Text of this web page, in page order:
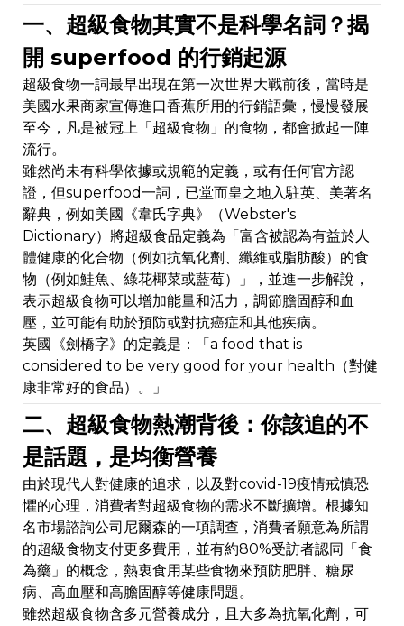
一、超級食物其實不是科學名詞？揭
開 superfood 的行銷起源
超級食物一詞最早出現在第一次世界大戰前後，當時是
美國水果商家宣傳進口香蕉所用的行銷語彙，慢慢發展
至今，凡是被冠上「超級食物」的食物，都會掀起一陣
流行。
雖然尚未有科學依據或規範的定義，或有任何官方認
證，但superfood一詞，已堂而皇之地入駐英、美著名
辭典，例如美國《韋氏字典》（Webster's
Dictionary）將超級食品定義為「富含被認為有益於人
體健康的化合物（例如抗氧化劑、纖維或脂肪酸）的食
物（例如鮭魚、綠花椰菜或藍莓）」，並進一步解說，
表示超級食物可以增加能量和活力，調節膽固醇和血
壓，並可能有助於預防或對抗癌症和其他疾病。
英國《劍橋字》的定義是：「a food that is
considered to be very good for your health（對健
康非常好的食品）。」
二、超級食物熱潮背後：你該追的不
是話題，是均衡營養
由於現代人對健康的追求，以及對covid-19疫情戒慎恐
懼的心理，消費者對超級食物的需求不斷擴增。根據知
名市場諮詢公司尼爾森的一項調查，消費者願意為所謂
的超級食物支付更多費用，並有約80%受訪者認同「食
為藥」的概念，熱衷食用某些食物來預防肥胖、糖尿
病、高血壓和高膽固醇等健康問題。
雖然超級食物含多元營養成分，且大多為抗氧化劑，可